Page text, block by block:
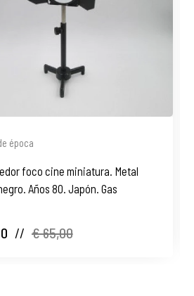
época
foco cine miniatura. Metal
Años 80. Japón. Gas
// € 65,00